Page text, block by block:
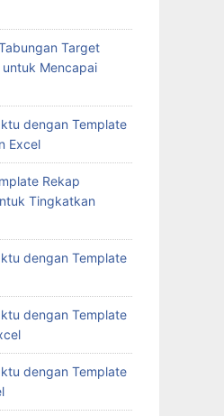
Target
Mencapai
dengan Template
Excel
Rekap
Tingkatkan
dengan Template
dengan Template
dengan Template